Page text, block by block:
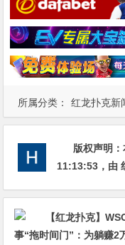
所属分类： 红龙扑克新
版权声明：
11:13:53 ，由